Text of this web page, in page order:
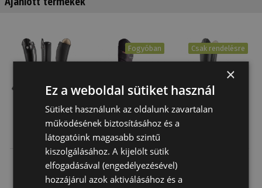
Lovaglócsizma
Csúszásmentes
183 600
helyett
Fogyóban
Lovaglócsizma
Thermo Póló
36 140 Ft
Csak rendelésre
Ft
×
Ez a weboldal sütiket használ
Sütiket használunk az oldalunk zavartalan
működésének biztosításához és a
látogatóink magasabb szintű
kiszolgálásához. A kijelölt sütik
elfogadásával (engedélyezésével)
hozzájárul azok aktiválásához és a